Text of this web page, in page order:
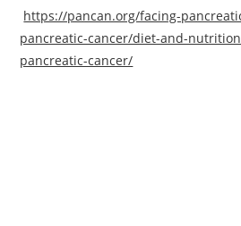
https://pancan.org/facing-
pancreatic-cancer/diet-and-
pancreatic-cancer/